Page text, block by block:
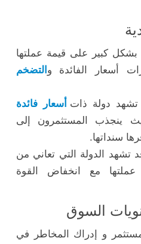
بشكل كبير على قيمة عملتها
أسعار الفائدة و التضخم
تشهد دولة ذات أسعار فائدة
ينجذب المستثمرون إلى
سنداتها.
الدولة التي تعاني من
مع انخفاض القوة
و إدراك المخاطر في